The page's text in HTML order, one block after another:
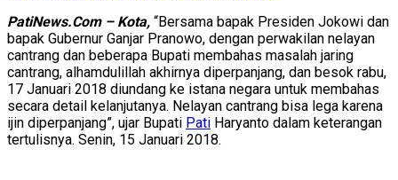
PatiNews.Com – Kota, “Bersama bapak Presiden Jokowi dan
bapak Gubernur Ganjar Pranowo, dengan perwakilan nelayan
cantrang dan beberapa Bupati membahas masalah jaring
cantrang, alhamdulillah akhirnya diperpanjang, dan besok rabu,
17 Januari 2018 diundang ke istana negara untuk membahas
secara detail kelanjutanya. Nelayan cantrang bisa lega karena
ijin diperpanjang”, ujar Bupati Pati Haryanto dalam keterangan
tertulisnya. Senin, 15 Januari 2018.